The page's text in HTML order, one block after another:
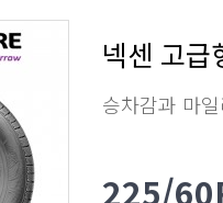
넥센 고급
승차감과 마
225/